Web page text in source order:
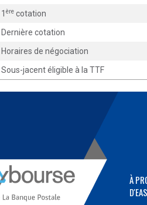
1 ère cotation
Dernière cotation
Horaires de négociation
Sous-jacent éligible à la TTF
À